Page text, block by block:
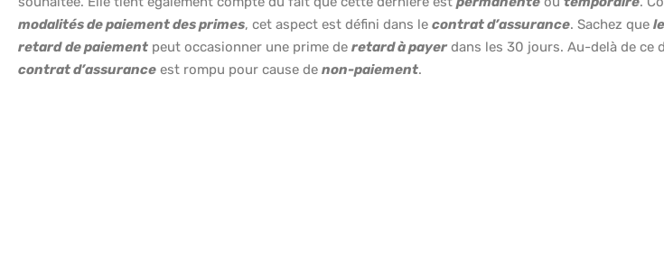
modalités de paiement des primes, cet aspect est défini dans le contrat d’assurance. Sachez que
retard de paiement peut occasionner une prime de retard à payer dans les 30 jours. Au-delà de ce
contrat d’assurance est rompu pour cause de non-paiement.